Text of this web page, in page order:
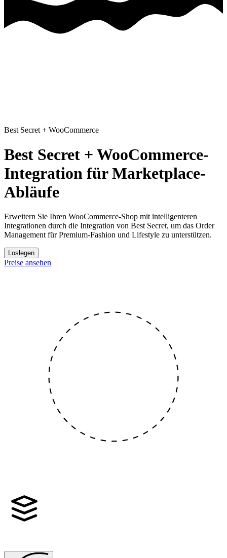
Best Secret + WooCommerce
Best Secret + WooCommerce-
Integration für Marketplace-
Abläufe
Erweitern Sie Ihren WooCommerce-Shop mit intelligenteren
Integrationen durch die Integration von Best Secret, um das Order
Management für Premium-Fashion und Lifestyle zu unterstützen.
Loslegen
Preise ansehen